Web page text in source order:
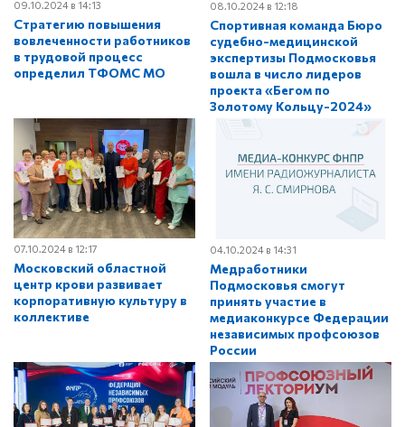
09.10.2024 в 14:13
Стратегию повышения
вовлеченности работников
в трудовой процесс
определил ТФОМС МО
08.10.2024 в 12:18
Спортивная команда Бюро
судебно-медицинской
экспертизы Подмосковья
вошла в число лидеров
проекта «Бегом по
Золотому Кольцу-2024»
07.10.2024 в 12:17
Московский областной
центр крови развивает
корпоративную культуру в
коллективе
04.10.2024 в 14:31
Медработники
Подмосковья смогут
принять участие в
медиаконкурсе Федерации
независимых профсоюзов
России